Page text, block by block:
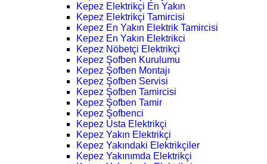
Kepez Elektrikçi En Yakın
Kepez Elektrikçi Tamircisi
Kepez En Yakın Elektrik Tamircisi
Kepez En Yakın Elektrikci
Kepez Nöbetçi Elektrikçi
Kepez Şofben Kurulumu
Kepez Şofben Montajı
Kepez Şofben Servisi
Kepez Şofben Tamircisi
Kepez Şofben Tamir
Kepez Şofbenci
Kepez Usta Elektrikçi
Kepez Yakın Elektrikçi
Kepez Yakındaki Elektrikçiler
Kepez Yakınımda Elektrikçi